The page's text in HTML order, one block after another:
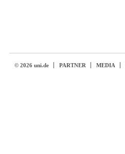
© 2026 uni.de PARTNER MEDIA